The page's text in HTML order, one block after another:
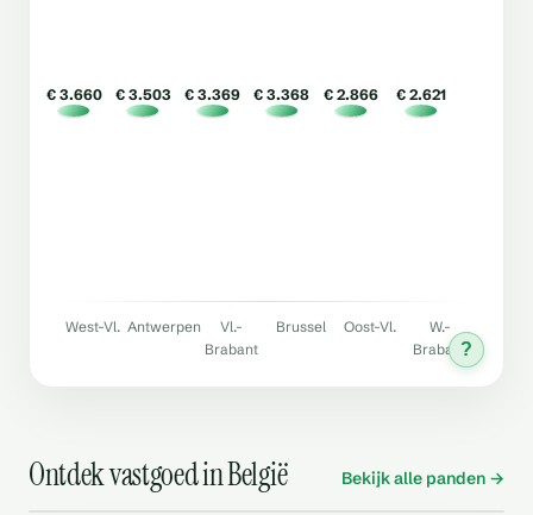
€ 3.660 € 3.503 € 3.369 € 3.368 € 2.866 € 2.621
West-Vl. Antwerpen
Vl.-
Brabant
Brussel Oost-Vl.
W.-
Brabant?
Ontdek vastgoed in België Bekijk alle panden →
Te koop